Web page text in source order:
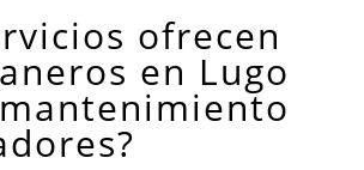
ofrecen
en Lugo